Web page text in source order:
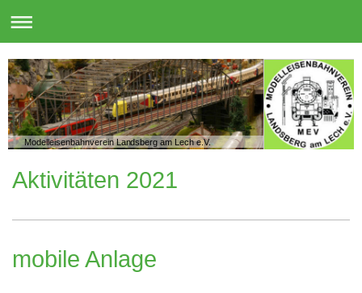
Modelleisenbahnverein Landsberg am Lech e.V.
Aktivitäten 2021
mobile Anlage